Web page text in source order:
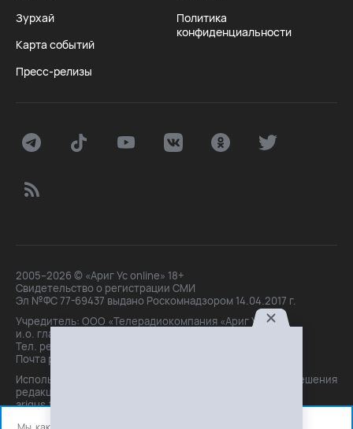
Зурхай
Карта событий
Пресс-релизы
Политика
конфиденциальности
2005–2026 © «Ариг Ус online» 18+
Свидетельство о регистрации СМИ
Эл №ФС 77-69437 выдано Роскомнадзором 14.04.2017 г.
Учредитель: ООО «Телерадиокомпания «Ариг Ус»,
и.о. главного редактора: Маханова О.Б.
Тел. peдakции: +7(3012)21-30-14,
Почта peдakции: editor@arigus.tv
Использование материалов только с письменного разрешения
редакции. При цитировании прямая активная ссылка на
arigus.tv обязательна.